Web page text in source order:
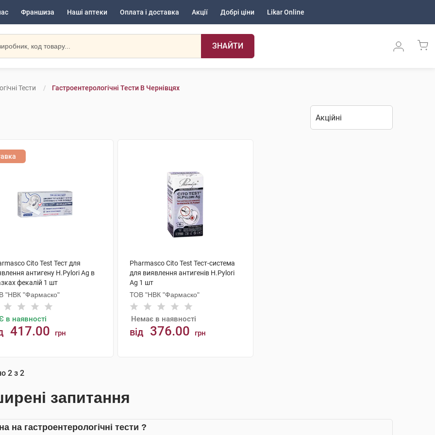
Франшиза Наші аптеки Оплата і доставка Акції Добрі ціни Likar Online
ЗНАЙТИ
Тести Гастроентерологічні Тести В Чернівцях
Cito Test Тест для
антигену Н.Pylori Ag в
фекалій 1 шт
"НВК "Фармаско"
в наявності
417.00 грн
Pharmasco Cito Test Тест-система
для виявлення антигенів Н.Pylori
Ag 1 шт
ТОВ "НВК "Фармаско"
Немає в наявності
від 376.00 грн
2 з 2
запитання
на гастроентерологічні тести ?